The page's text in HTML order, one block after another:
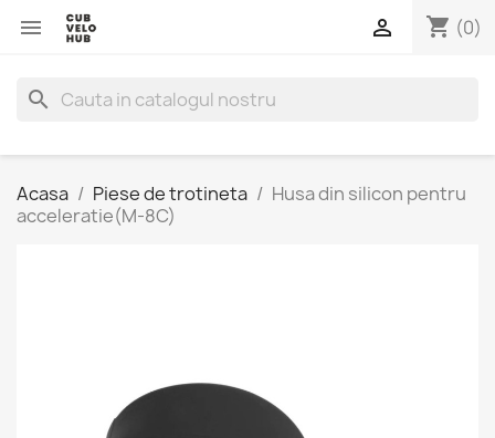
 shopping_cart (0)

search
Acasa Piese de trotineta
Husa din silicon pentru
acceleratie(M-8C)